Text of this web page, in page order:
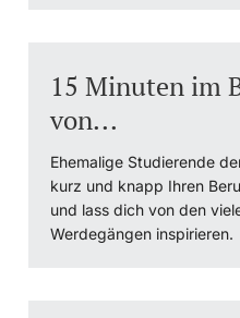
Hörerinnen/Hörer
Student Life
Beratung & Support
Studienfachberatung
15 Minuten im
von...
Ehemalige Studierende
kurz und knapp Ihren
und lass dich von den
Werdegängen inspirieren.